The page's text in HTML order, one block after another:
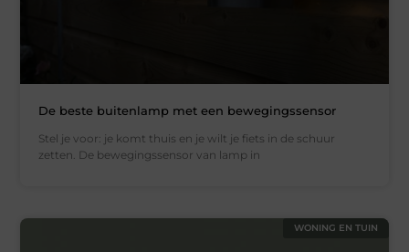
De beste buitenlamp met een bewegingssensor
Stel je voor: je komt thuis en je wilt je fiets in de schuur
zetten. De bewegingssensor van lamp in
WONING EN TUIN